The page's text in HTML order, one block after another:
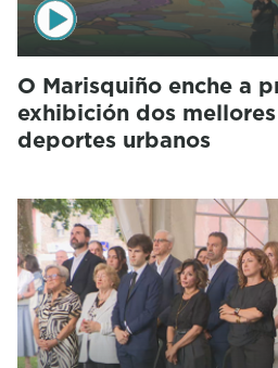
O Marisquiño enche a
exhibición dos
deportes urbanos